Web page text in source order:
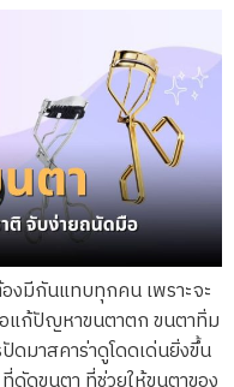
งมีกันแทบทุกคน เพราะจะ
อแก้ปัญหาขนตาตก ขนตาทิ่ม
ดมาสคาร่าดูโดดเด่นยิ่งขึ้น